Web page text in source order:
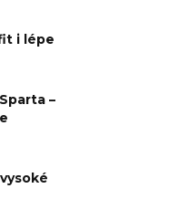
i lépe
–